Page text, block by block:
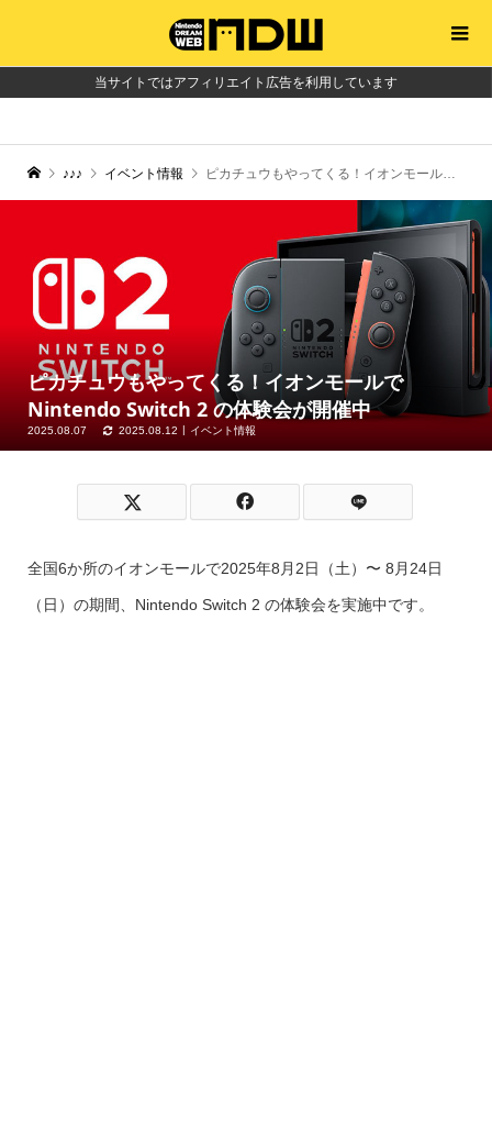
当サイトではアフィリエイト広告を利用しています
♪♪♪ イベント情報 ピカチュウもやってくる！イオンモールでNintendo Switch 2 の体験会が開催中
ピカチュウもやってくる！イオンモールで
Nintendo Switch 2 の体験会が開催中
2025.08.07 2025.08.12 イベント情報
全国6か所のイオンモールで2025年8月2日（土）〜 8月24日
（日）の期間、Nintendo Switch 2 の体験会を実施中です。